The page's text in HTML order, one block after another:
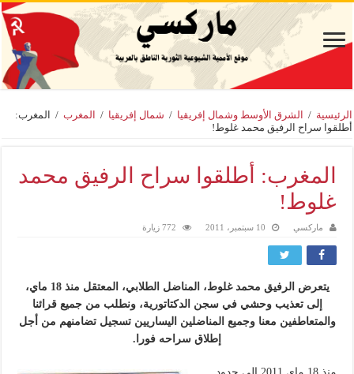
الرئيسية / الشرق الأوسط وشمال إفريقيا / شمال إفريقيا / المغرب /
المغرب:
أطلقوا سراح الرفيق محمد غلوط!
المغرب: أطلقوا سراح الرفيق محمد
غلوط!
ماركسي 10 سبتمبر، 2011 772 زيارة
يتعرض الرفيق محمد غلوط، المناضل الطلابي، المعتقل منذ 18 ماي،
إلى تعذيب وحشي في سجن الدكتاتورية، ونطلب من جميع قرائنا
والمتعاطفين معنا وجميع المناضلين اليساريين تسجيل تضامنهم من أجل
إطلاق سراحه فورا.